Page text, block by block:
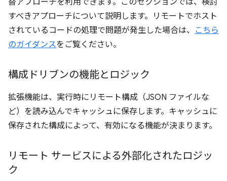
替アプローチを利用できます。このセクションでは、検討
すべきアプローチについて説明します。リモートでホスト
されているコードの処理で問題が発生した場合は、 こちら
のガイダンスをご覧ください。
構成ドリブンの機能とロジック
拡張機能は、実行時にリモート構成（JSON ファイルな
ど）を読み込んでキャッシュに保存します。キャッシュに
保存された構成によって、有効になる機能が決まります。
リモート サービスによる外部化されたロジッ
ク